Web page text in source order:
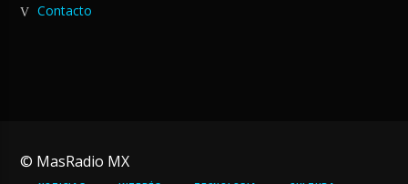
Contacto
© MasRadio MX